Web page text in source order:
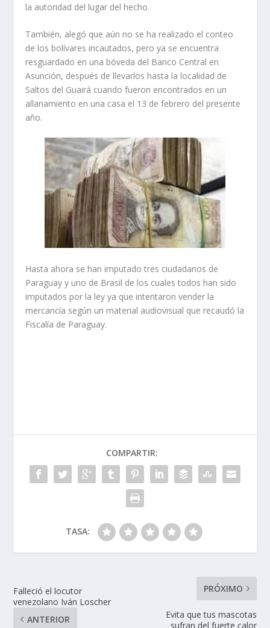
la autoridad del lugar del hecho.
También, alegó que aún no se ha realizado el conteo
de los bolívares incautados, pero ya se encuentra
resguardado en una bóveda del Banco Central en
Asunción, después de llevarlos hasta la localidad de
Saltos del Guairá cuando fueron encontrados en un
allanamiento en una casa el 13 de febrero del presente
año.
Hasta ahora se han imputado tres ciudadanos de
Paraguay y uno de Brasil de los cuales todos han sido
imputados por la ley ya que intentaron vender la
mercancía según un material audiovisual que recaudó la
Fiscalía de Paraguay.
COMPARTIR:
TASA:
Falleció el locutor
venezolano Iván Loscher
ANTERIOR
PRÓXIMO
Evita que tus mascotas
sufran del fuerte calor